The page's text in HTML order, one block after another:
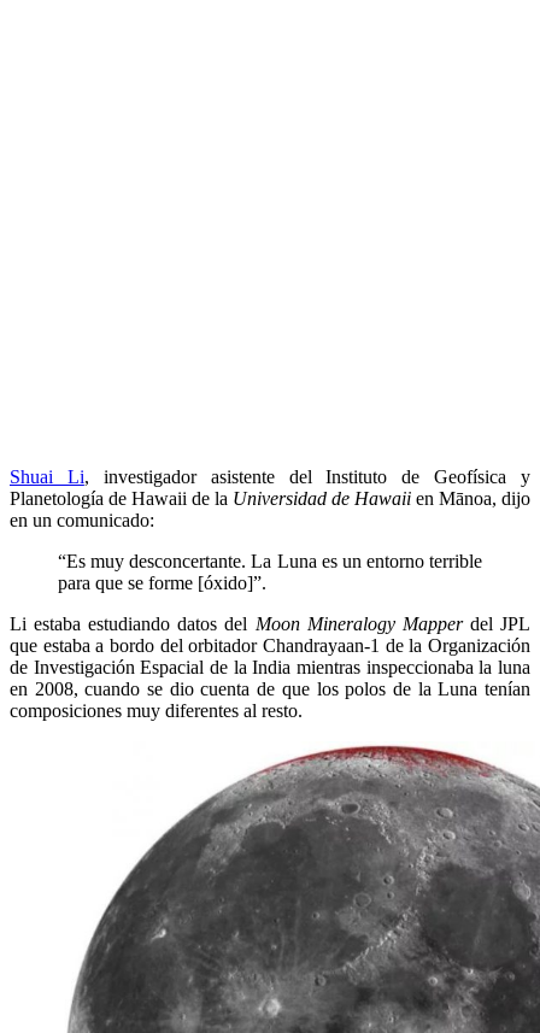
Shuai Li, investigador asistente del Instituto de Geofísica y
Planetología de Hawaii de la Universidad de Hawaii en Mānoa, dijo
en un comunicado:
“Es muy desconcertante. La Luna es un entorno terrible
para que se forme [óxido]”.
Li estaba estudiando datos del Moon Mineralogy Mapperdel JPL
que estaba a bordo del orbitador Chandrayaan-1 de la Organización
de Investigación Espacial de la India mientras inspeccionaba la luna
en 2008, cuando se dio cuenta de que los polos de la Luna tenían
composiciones muy diferentes al resto.